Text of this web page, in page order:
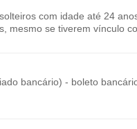
com idade até 24
mesmo se tiverem vínculo
bancário) - boleto